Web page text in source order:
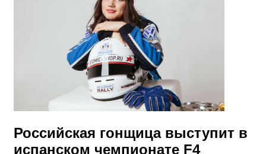
Российская гонщица выступит в
испанском чемпионате F4